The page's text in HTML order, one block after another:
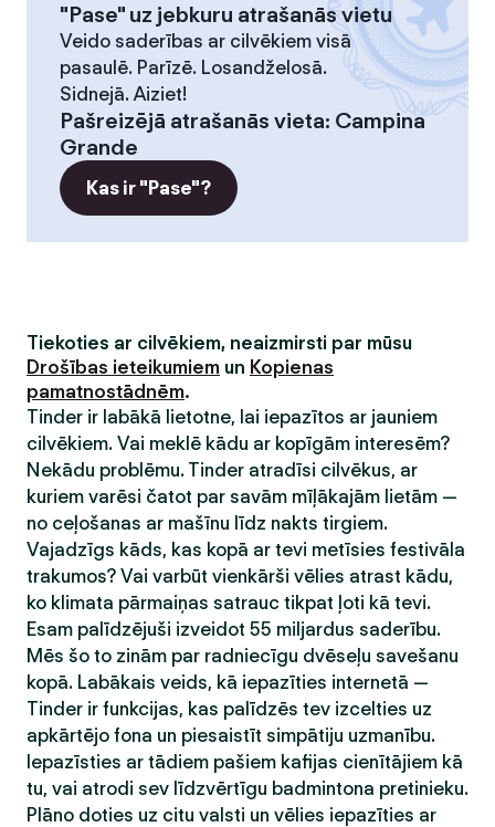
"Pase" uz jebkuru atrašanās vietu
Veido saderības ar cilvēkiem visā
pasaulē. Parīzē. Losandželosā.
Sidnejā. Aiziet!
Pašreizējā atrašanās vieta: Campina
Grande
Kas ir "Pase"?
Tiekoties ar cilvēkiem, neaizmirsti par mūsu
Drošības ieteikumiem un Kopienas
pamatnostādnēm.
Tinder ir labākā lietotne, lai iepazītos ar jauniem
cilvēkiem. Vai meklē kādu ar kopīgām interesēm?
Nekādu problēmu. Tinder atradīsi cilvēkus, ar
kuriem varēsi čatot par savām mīļākajām lietām —
no ceļošanas ar mašīnu līdz nakts tirgiem.
Vajadzīgs kāds, kas kopā ar tevi metīsies festivāla
trakumos? Vai varbūt vienkārši vēlies atrast kādu,
ko klimata pārmaiņas satrauc tikpat ļoti kā tevi.
Esam palīdzējuši izveidot 55 miljardus saderību.
Mēs šo to zinām par radniecīgu dvēseļu savešanu
kopā. Labākais veids, kā iepazīties internetā —
Tinder ir funkcijas, kas palīdzēs tev izcelties uz
apkārtējo fona un piesaistīt simpātiju uzmanību.
Iepazīsties ar tādiem pašiem kafijas cienītājiem kā
tu, vai atrodi sev līdzvērtīgu badmintona pretinieku.
Plāno doties uz citu valsti un vēlies iepazīties ar